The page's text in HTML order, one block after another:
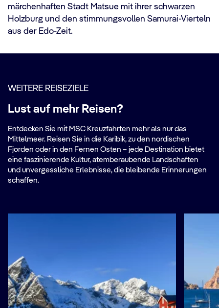
märchenhaften Stadt Matsue mit ihrer schwarzen
Holzburg und den stimmungsvollen Samurai-Vierteln
aus der Edo-Zeit.
WEITERE REISEZIELE
Lust auf mehr Reisen?
Entdecken Sie mit MSC Kreuzfahrten mehr als nur das
Mittelmeer. Reisen Sie in die Karibik, zu den nordischen
Fjorden oder in den Fernen Osten – jede Destination bietet
eine faszinierende Kultur, atemberaubende Landschaften
und unvergessliche Erlebnisse, die bleibende Erinnerungen
schaffen.